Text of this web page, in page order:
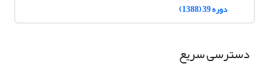
دوره 39 (1388)
دسترسی سریع